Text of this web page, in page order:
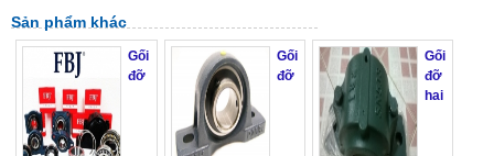
Sản phẩm khác
Gối
đỡ
Gối
đỡ
Gối
đỡ
hai